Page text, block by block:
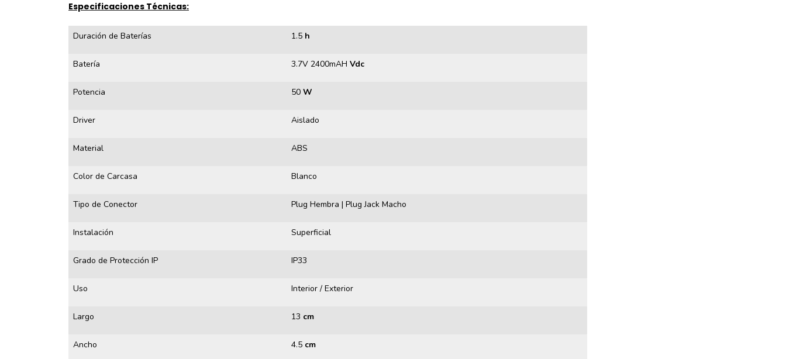
Especificaciones Técnicas:
Duración de Baterías 1.5 h
Batería 3.7V 2400mAH Vdc
Potencia 50 W
Driver Aislado
Material ABS
Color de Carcasa Blanco
Tipo de Conector Plug Hembra | Plug Jack Macho
Instalación Superficial
Grado de Protección IP IP33
Uso Interior / Exterior
Largo 13 cm
Ancho 4.5 cm